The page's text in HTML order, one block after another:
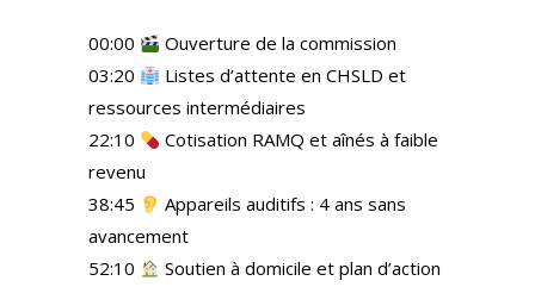
00:00
Ouverture de la commission
03:20
Listes d’attente en CHSLD et
ressources intermédiaires
22:10
Cotisation RAMQ et aînés à faible
revenu
38:45
Appareils auditifs : 4 ans sans
avancement
52:10
Soutien à domicile et plan d’action